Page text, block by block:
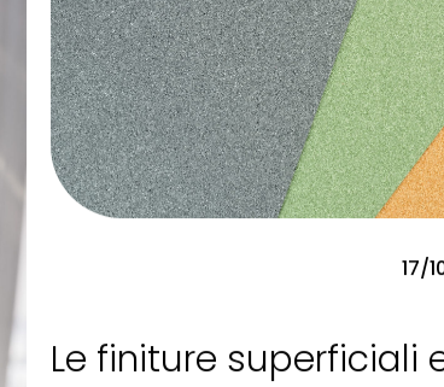
17/
Le finiture